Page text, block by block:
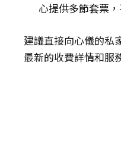
心提供多節套票
建議直接向心儀的私
最新的收費詳情和服